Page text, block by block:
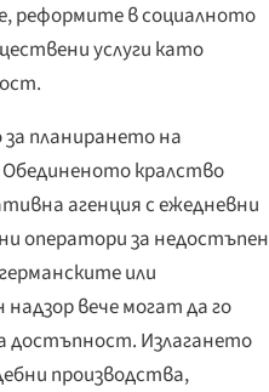
реформите в социалното
услуги като
планирането на
кралство
агенция с ежедневни
оператори за недостъпен
или
надзор вече могат да го
достъпност. Излагането
производства,